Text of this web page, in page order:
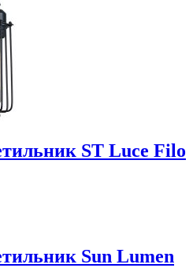
ST Luce Filo
Sun Lumen